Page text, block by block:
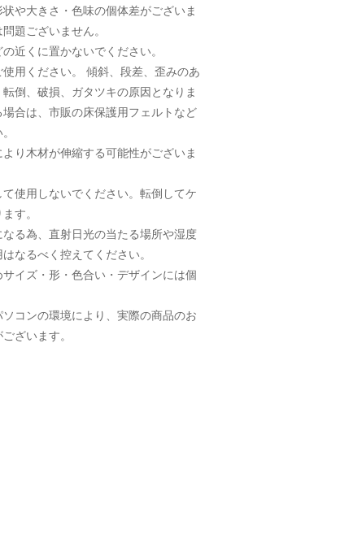
や大きさ・色味の個体差がございま
題ございません。
近くに置かないでください。
用ください。 傾斜、段差、歪みのあ
倒、破損、ガタツキの原因となりま
合は、市販の床保護用フェルトなど
り木材が伸縮する可能性がございま
使用しないでください。転倒してケ
す。
る為、直射日光の当たる場所や湿度
なるべく控えてください。
イズ・形・色合い・デザインには個
コンの環境により、実際の商品のお
ざいます。